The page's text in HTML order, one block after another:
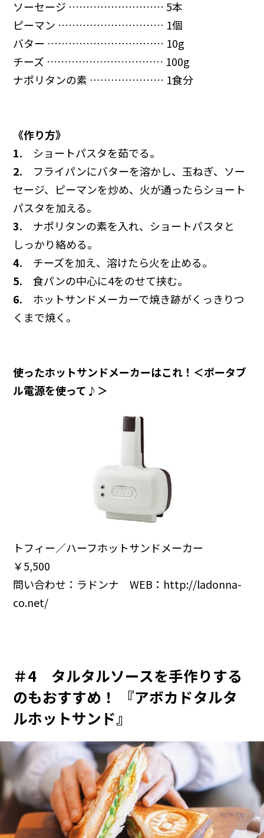
ソーセージ ……………………… 5本
ピーマン ………………………… 1個
バター …………………………… 10g
チーズ …………………………… 100g
ナポリタンの素 ………………… 1食分
《作り方》
1. ショートパスタを茹でる。
2. フライパンにバターを溶かし、玉ねぎ、ソー
セージ、ピーマンを炒め、火が通ったらショート
パスタを加える。
3. ナポリタンの素を入れ、ショートパスタと
しっかり絡める。
4. チーズを加え、溶けたら火を止める。
5. 食パンの中心に4をのせて挟む。
6. ホットサンドメーカーで焼き跡がくっきりつ
くまで焼く。
使ったホットサンドメーカーはこれ！＜ポータブ
ル電源を使って♪＞
トフィー／ハーフホットサンドメーカー
￥5,500
問い合わせ：ラドンナ WEB： http://ladonna-
co.net/
＃4 タルタルソースを手作りする
のもおすすめ！ 『アボカドタルタ
ルホットサンド』